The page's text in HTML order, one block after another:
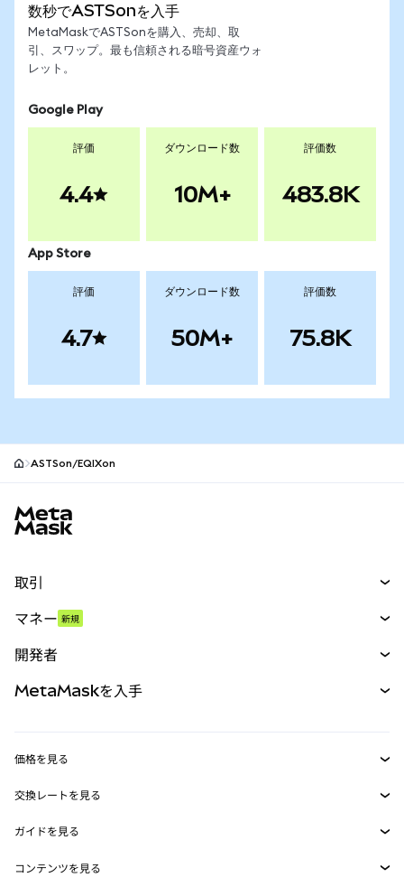
数秒でASTSonを入手
MetaMaskでASTSonを購入、売却、取
引、スワップ。最も信頼される暗号資産ウォ
レット。
Google Play
評価
4.4
ダウンロード数
10M+
評価数
483.8K
App Store
評価
4.7
ダウンロード数
50M+
評価数
75.8K
ASTSon/EQIXon
取引
パーペチュアル
RWA
マネー 新規
開発者
MetaMask Connect
Snaps
Web3サービス
MetaMaskを入手
セキュリティ
サポート
価格を見る
イーサリアムの価格
Solanaの価格
交換レートを見る
ETH→USD
USDT→INR
ガイドを見る
ETHの購入
コンテンツを見る